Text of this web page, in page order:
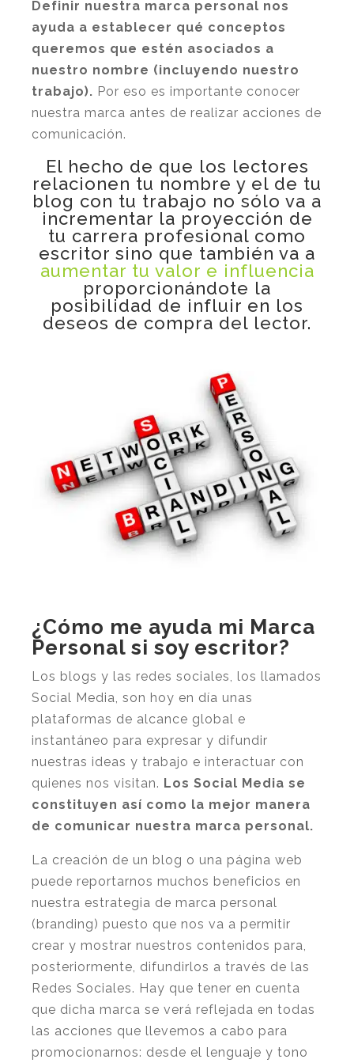
Definir nuestra marca personal nos
ayuda a establecer qué conceptos
queremos que estén asociados a
nuestro nombre (incluyendo nuestro
trabajo). Por eso es importante conocer
nuestra marca antes de realizar acciones de
comunicación.
El hecho de que los lectores
relacionen tu nombre y el de tu
blog con tu trabajo no sólo va a
incrementar la proyección de
tu carrera profesional como
escritor sino que también va a
aumentar tu valor e influencia
proporcionándote la
posibilidad de influir en los
deseos de compra del lector.
¿Cómo me ayuda mi Marca
Personal si soy escritor?
Los blogs y las redes sociales, los llamados
Social Media, son hoy en día unas
plataformas de alcance global e
instantáneo para expresar y difundir
nuestras ideas y trabajo e interactuar con
quienes nos visitan. Los Social Media se
constituyen así como la mejor manera
de comunicar nuestra marca personal.
La creación de un blog o una página web
puede reportarnos muchos beneficios en
nuestra estrategia de marca personal
(branding) puesto que nos va a permitir
crear y mostrar nuestros contenidos para,
posteriormente, difundirlos a través de las
Redes Sociales. Hay que tener en cuenta
que dicha marca se verá reflejada en todas
las acciones que llevemos a cabo para
promocionarnos: desde el lenguaje y tono